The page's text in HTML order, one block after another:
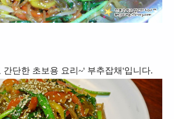
간단한 초보용 요리~' 부추잡채'입니다.